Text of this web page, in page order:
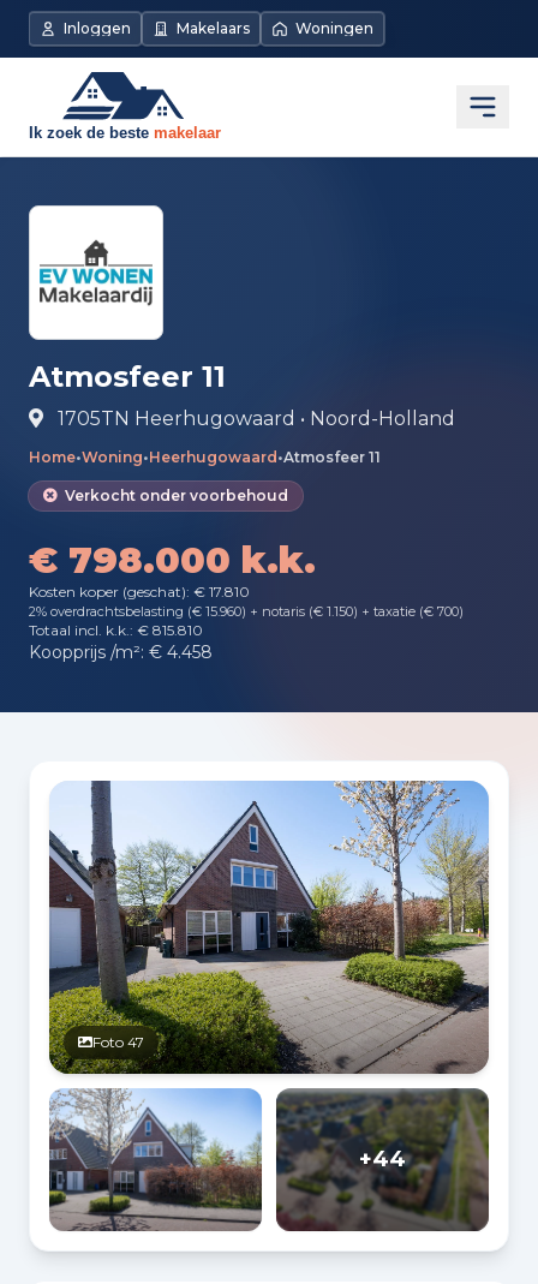
Direct naar de inhoud
Inloggen Makelaars Woningen
Atmosfeer 11
1705TN Heerhugowaard • Noord-Holland
Home•Woning•Heerhugowaard •Atmosfeer 11
Verkocht onder voorbehoud
€ 798.000 k.k.
Kosten koper (geschat): € 17.810
2% overdrachtsbelasting (€ 15.960) + notaris (€ 1.150) + taxatie (€ 700)
Totaal incl. k.k.: € 815.810
Koopprijs /m²: € 4.458
Fotogalerij
Foto 47
+44